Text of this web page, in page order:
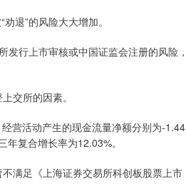
退”的风险大大增加。
行上市审核或中国证监会注册的风险，
交所的因素。
营活动产生的现金流量净额分别为-1.44
复合增长率为12.03%。
满足《上海证券交易所科创板股票上市